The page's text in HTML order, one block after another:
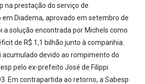
na prestação do serviço de
Diadema, aprovado em setembro de
a solução encontrada por Michels como
de R$ 1,1 bilhão junto à companhia.
acumulado devido ao rompimento do
pelo ex-prefeito José de Filippi
Em contrapartida ao retorno, a Sabesp